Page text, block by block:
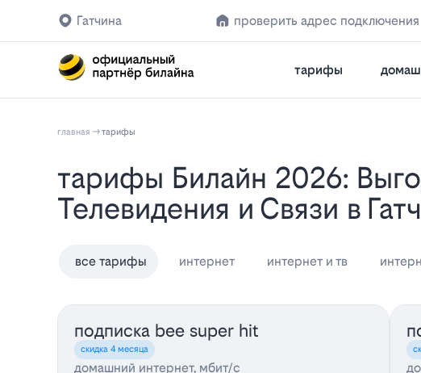
Гатчина проверить адрес подключения
тарифы
главная тарифы
Тарифы Билайн 2026: Выгодное Подключение Домашнего Интернета,
Телевидения и Связи в
все тарифы интернет интернет и тв
подписка bee super hit
скидка 4 месяца
домашний интернет, мбит/с